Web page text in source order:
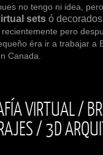
no tengo ni idea, pero
sets ó
pero
éra ir a trabajar a
Canada.
VIRTUAL /
/ 3D